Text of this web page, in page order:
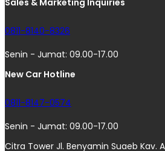
0811-8140-8326
Senin - Jumat: 09.00-17.00
New Car Hotline
0811-8147-0574
Senin - Jumat: 09.00-17.00
Citra Tower Jl. Benyamin Suaeb Kav.